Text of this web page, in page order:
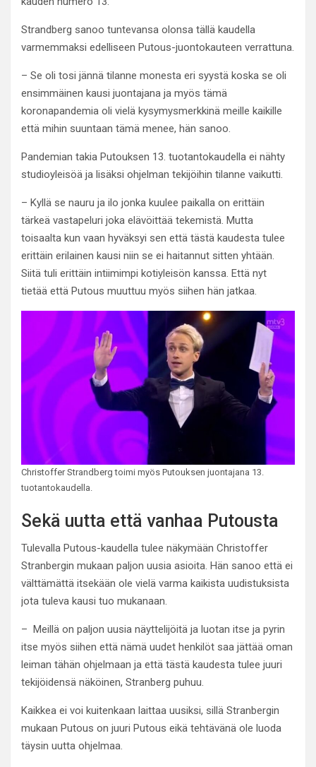
Strandberg sanoo tuntevansa olonsa tällä kaudella
varmemmaksi edelliseen Putous-juontokauteen verrattuna.
– Se oli tosi jännä tilanne monesta eri syystä koska se oli
ensimmäinen kausi juontajana ja myös tämä
koronapandemia oli vielä kysymysmerkkinä meille kaikille
että mihin suuntaan tämä menee, hän sanoo.
Pandemian takia Putouksen 13. tuotantokaudella ei nähty
studioyleisöä ja lisäksi ohjelman tekijöihin tilanne vaikutti.
– Kyllä se nauru ja ilo jonka kuulee paikalla on erittäin
tärkeä vastapeluri joka elävöittää tekemistä. Mutta
toisaalta kun vaan hyväksyi sen että tästä kaudesta tulee
erittäin erilainen kausi niin se ei haitannut sitten yhtään.
Siitä tuli erittäin intiimimpi kotiyleisön kanssa. Että nyt
tietää että Putous muuttuu myös siihen hän jatkaa.
Christoffer Strandberg toimi myös Putouksen juontajana 13.
tuotantokaudella.
Sekä uutta että vanhaa Putousta
Tulevalla Putous-kaudella tulee näkymään Christoffer
Stranbergin mukaan paljon uusia asioita. Hän sanoo että ei
välttämättä itsekään ole vielä varma kaikista uudistuksista
jota tuleva kausi tuo mukanaan.
– Meillä on paljon uusia näyttelijöitä ja luotan itse ja pyrin
itse myös siihen että nämä uudet henkilöt saa jättää oman
leiman tähän ohjelmaan ja että tästä kaudesta tulee juuri
tekijöidensä näköinen, Stranberg puhuu.
Kaikkea ei voi kuitenkaan laittaa uusiksi, sillä Stranbergin
mukaan Putous on juuri Putous eikä tehtävänä ole luoda
täysin uutta ohjelmaa.